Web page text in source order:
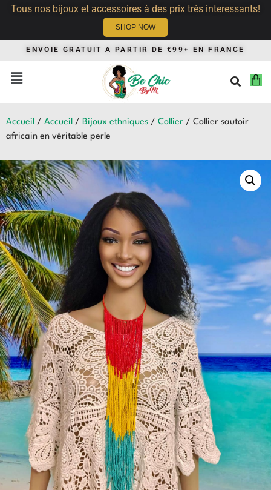
Tous nos bijoux et accessoires à des prix très interessants!
SHOP NOW
ENVOIE GRATUIT A PARTIR DE €99+ EN FRANCE
Accueil / Accueil / Bijoux ethniques / Collier / Collier sautoir
africain en véritable perle